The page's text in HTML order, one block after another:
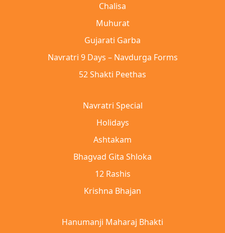
Chalisa
Muhurat
Gujarati Garba
Navratri 9 Days – Navdurga Forms
52 Shakti Peethas
Navratri Special
Holidays
Ashtakam
Bhagvad Gita Shloka
12 Rashis
Krishna Bhajan
Hanumanji Maharaj Bhakti